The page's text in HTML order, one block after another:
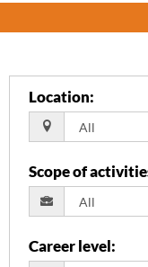
Location:
Scope of
Career level: